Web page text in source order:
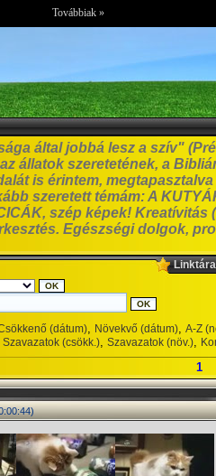
Továbbiak »
által jobbá lesz a szív"
állatok szeretetének, a
is érintem, megtapasztalva
szeretett témám: A
szép képek! Kreatívitás
Egészségi dolgok,
(dátum), Növekvő (dátum), A-Z
Szavazatok (csökk.), Szavazatok (növ.),
1